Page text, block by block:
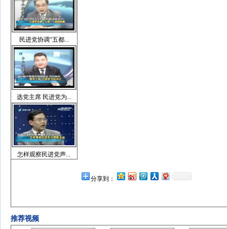
分享到：
民进党协调“五都...
选党主席 民进党为...
怎样观察民进党声...
推荐视频